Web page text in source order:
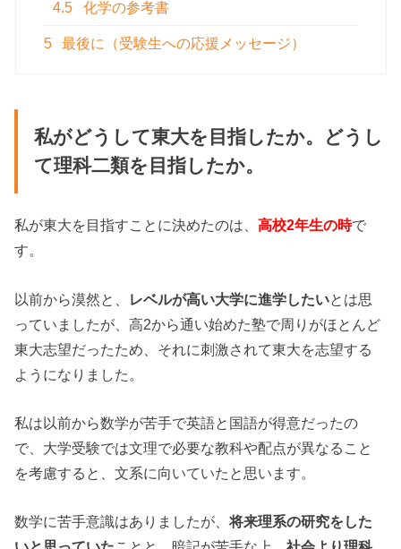
4.5 化学の参考書
5 最後に（受験生への応援メッセージ）
私がどうして東大を目指したか。どうし
て理科二類を目指したか。
私が東大を目指すことに決めたのは、高校2年生の時で
す。
以前から漠然と、 レベルが高い大学に進学したいとは思
っていましたが、高2から通い始めた塾で周りがほとんど
東大志望だったため、それに刺激されて東大を志望する
ようになりました。
私は以前から数学が苦手で英語と国語が得意だったの
で、大学受験では文理で必要な教科や配点が異なること
を考慮すると、文系に向いていたと思います。
数学に苦手意識はありましたが、将来理系の研究をした